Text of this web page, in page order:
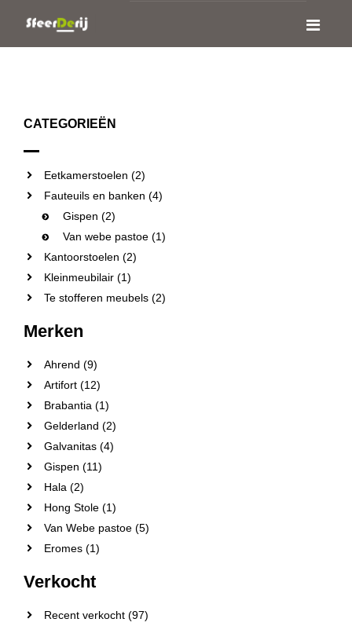
CATEGORIEËN
Eetkamerstoelen (2)
Fauteuils en banken (4)
Gispen (2)
Van webe pastoe (1)
Kantoorstoelen (2)
Kleinmeubilair (1)
Te stofferen meubels (2)
Merken
Ahrend (9)
Artifort (12)
Brabantia (1)
Gelderland (2)
Galvanitas (4)
Gispen (11)
Hala (2)
Hong Stole (1)
Van Webe pastoe (5)
Eromes (1)
Verkocht
Recent verkocht (97)